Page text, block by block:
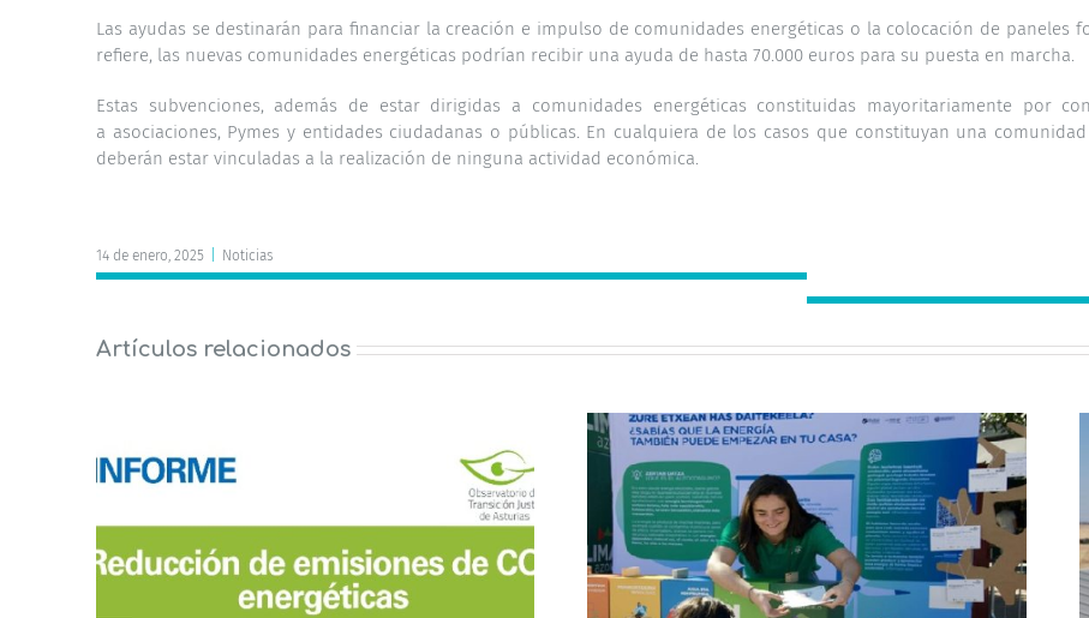
Las ayudas se destinarán para financiar la creación e impulso de comunidades energéticas o la colocación de paneles
refiere, las nuevas comunidades energéticas podrían recibir una ayuda de hasta 70.000 euros para su puesta en marcha.
Estas subvenciones, además de estar dirigidas a comunidades energéticas constituidas mayoritariamente por
a asociaciones, Pymes y entidades ciudadanas o públicas. En cualquiera de los casos que constituyan una
deberán estar vinculadas a la realización de ninguna actividad económica.
14 de enero, 2025 Noticias
Artículos relacionados